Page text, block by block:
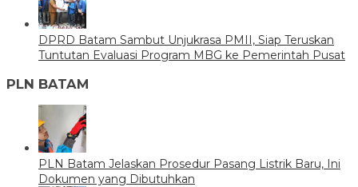
DPRD Batam Sambut Unjukrasa PMII, Siap Teruskan
Tuntutan Evaluasi Program MBG ke Pemerintah Pusat
PLN BATAM
PLN Batam Jelaskan Prosedur Pasang Listrik Baru, Ini
Dokumen yang Dibutuhkan